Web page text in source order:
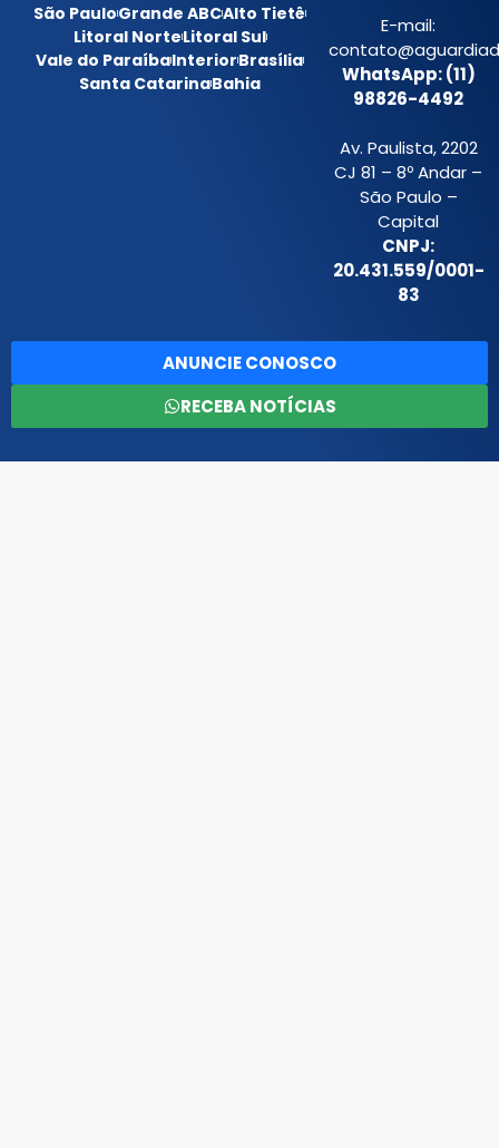
São PauloGrande ABCAlto Tietê
Litoral NorteLitoral Sul
Vale do ParaíbaInteriorBrasília
Santa CatarinaBahia
E-mail:
WhatsApp: (11)
98826-4492
Av. Paulista, 2202
CJ 81 – 8º Andar –
São Paulo –
Capital
CNPJ:
20.431.559/0001-
83
ANUNCIE CONOSCO
RECEBA NOTÍCIAS